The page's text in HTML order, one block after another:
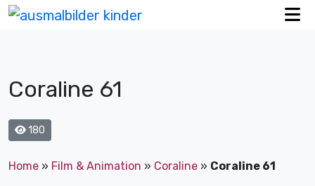
Coraline 61
180
Home » Film & Animation » Coraline » Coraline 61